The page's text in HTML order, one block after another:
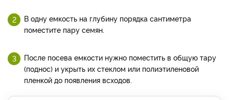
В одну емкость на глубину порядка сантиметра
поместите пару семян.
После посева емкости нужно поместить в общую тару
(поднос) и укрыть их стеклом или полиэтиленовой
пленкой до появления всходов.